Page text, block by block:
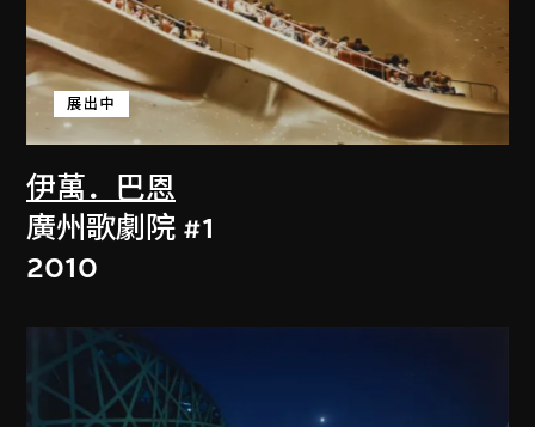
伊萬．巴恩
展出中
廣州歌劇院 #1
2010